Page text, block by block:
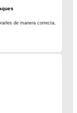
de manera correcta,